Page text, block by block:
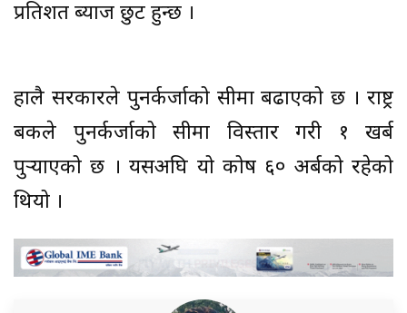
प्रतिशत ब्याज छुट हुन्छ ।
हालै सरकारले पुनर्कर्जाको सीमा बढाएको छ । राष्ट्र
बैंकले पुनर्कर्जाको सीमा विस्तार गरी १ खर्ब
पुर्‍याएको छ । यसअघि यो कोष ६० अर्बको रहेको
थियो ।